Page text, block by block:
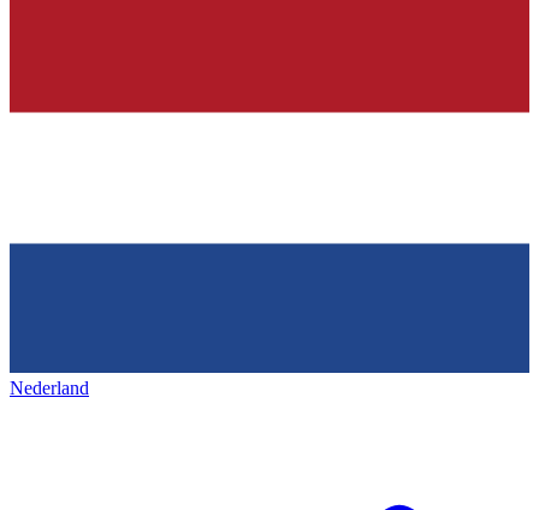
Nederland